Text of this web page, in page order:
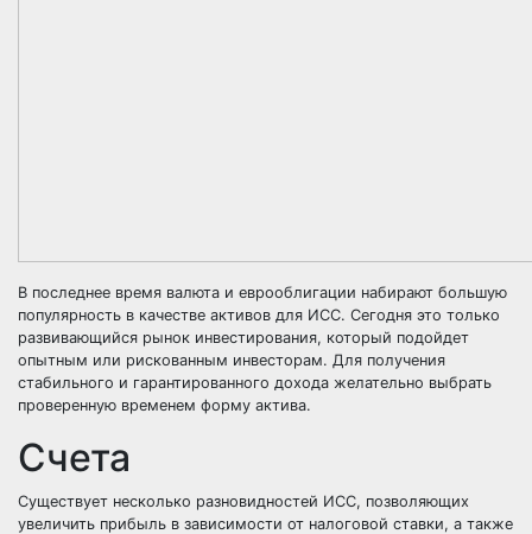
В последнее время валюта и еврооблигации набирают большую
популярность в качестве активов для ИСС. Сегодня это только
развивающийся рынок инвестирования, который подойдет
опытным или рискованным инвесторам. Для получения
стабильного и гарантированного дохода желательно выбрать
проверенную временем форму актива.
Счета
Существует несколько разновидностей ИСС, позволяющих
увеличить прибыль в зависимости от налоговой ставки, а также